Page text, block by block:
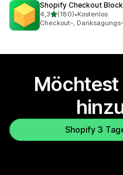
Shopify Checkout
4,3von 5 Sternen
(180)
180 Rezensionen
•Kostenlos
Checkout-,
Möchtest
Shopify 3